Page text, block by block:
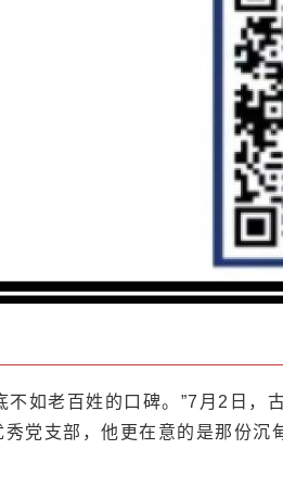
不如老百姓的口碑。”7月2日
党支部，他更在意的是那份沉